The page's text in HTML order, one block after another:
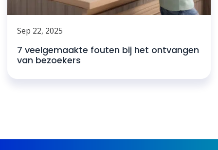
Sep 22, 2025
7 veelgemaakte fouten bij het ontvangen
van bezoekers